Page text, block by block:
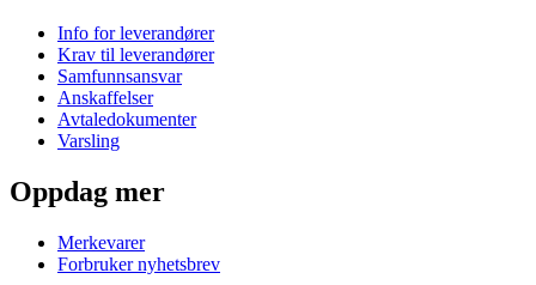
Info for leverandører
Krav til leverandører
Samfunnsansvar
Anskaffelser
Avtaledokumenter
Varsling
Oppdag mer
Merkevarer
Forbruker nyhetsbrev